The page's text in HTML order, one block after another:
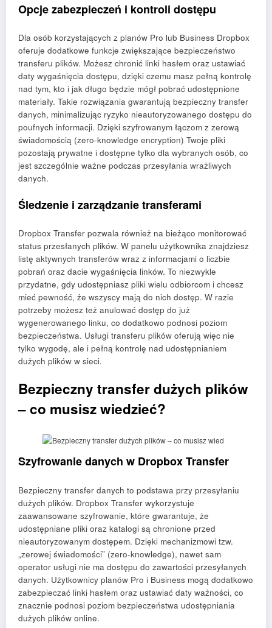
Opcje zabezpieczeń i kontroli dostępu
Dla osób korzystających z planów Pro lub Business Dropbox
oferuje dodatkowe funkcje zwiększające bezpieczeństwo
transferu plików. Możesz chronić linki hasłem oraz ustawiać
daty wygaśnięcia dostępu, dzięki czemu masz pełną kontrolę
nad tym, kto i jak długo będzie mógł pobrać udostępnione
materiały. Takie rozwiązania gwarantują bezpieczny transfer
danych, minimalizując ryzyko nieautoryzowanego dostępu do
poufnych informacji. Dzięki szyfrowanym łączom z zerową
świadomością (zero-knowledge encryption) Twoje pliki
pozostają prywatne i dostępne tylko dla wybranych osób, co
jest szczególnie ważne podczas przesyłania wrażliwych
danych.
Śledzenie i zarządzanie transferami
Dropbox Transfer pozwala również na bieżąco monitorować
status przesłanych plików. W panelu użytkownika znajdziesz
listę aktywnych transferów wraz z informacjami o liczbie
pobrań oraz dacie wygaśnięcia linków. To niezwykle
przydatne, gdy udostępniasz pliki wielu odbiorcom i chcesz
mieć pewność, że wszyscy mają do nich dostęp. W razie
potrzeby możesz też anulować dostęp do już
wygenerowanego linku, co dodatkowo podnosi poziom
bezpieczeństwa. Usługi transferu plików oferują więc nie
tylko wygodę, ale i pełną kontrolę nad udostępnianiem
dużych plików w sieci.
Bezpieczny transfer dużych plików
– co musisz wiedzieć?
Szyfrowanie danych w Dropbox Transfer
Bezpieczny transfer danych to podstawa przy przesyłaniu
dużych plików. Dropbox Transfer wykorzystuje
zaawansowane szyfrowanie, które gwarantuje, że
udostępniane pliki oraz katalogi są chronione przed
nieautoryzowanym dostępem. Dzięki mechanizmowi tzw.
„zerowej świadomości” (zero-knowledge), nawet sam
operator usługi nie ma dostępu do zawartości przesyłanych
danych. Użytkownicy planów Pro i Business mogą dodatkowo
zabezpieczać linki hasłem oraz ustawiać daty ważności, co
znacznie podnosi poziom bezpieczeństwa udostępniania
dużych plików online.